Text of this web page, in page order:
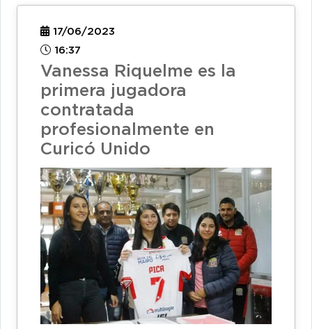
17/06/2023
16:37
Vanessa Riquelme es la
primera jugadora
contratada
profesionalmente en
Curicó Unido